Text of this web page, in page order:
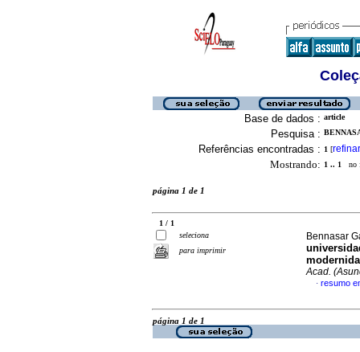
Base de dados : article
Pesquisa :
Referências encontradas : 1 [refinar
Mostrando: 1 .. 1 no
página 1 de 1
1 / 1
seleciona
para imprimir
Bennasar
Acad.
· resumo
página 1 de 1